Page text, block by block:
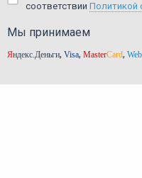
соответствии Политикой
Мы принимаем
Яндекс.Деньги, Visa, MasterCard,